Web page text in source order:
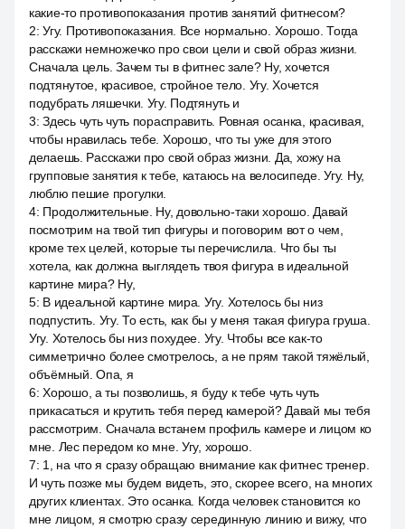
какие-то противопоказания против занятий фитнесом?
2:Угу. Противопоказания. Все нормально. Хорошо. Тогда
расскажи немножечко про свои цели и свой образ жизни.
Сначала цель. Зачем ты в фитнес зале? Ну, хочется
подтянутое, красивое, стройное тело. Угу. Хочется
подубрать ляшечки. Угу. Подтянуть и
3:Здесь чуть чуть порасправить. Ровная осанка, красивая,
чтобы нравилась тебе. Хорошо, что ты уже для этого
делаешь. Расскажи про свой образ жизни. Да, хожу на
групповые занятия к тебе, катаюсь на велосипеде. Угу. Ну,
люблю пешие прогулки.
4: Продолжительные. Ну, довольно-таки хорошо. Давай
посмотрим на твой тип фигуры и поговорим вот о чем,
кроме тех целей, которые ты перечислила. Что бы ты
хотела, как должна выглядеть твоя фигура в идеальной
картине мира? Ну,
5: В идеальной картине мира. Угу. Хотелось бы низ
подпустить. Угу. То есть, как бы у меня такая фигура груша.
Угу. Хотелось бы низ похудее. Угу. Чтобы все как-то
симметрично более смотрелось, а не прям такой тяжёлый,
объёмный. Опа, я
6:Хорошо, а ты позволишь, я буду к тебе чуть чуть
прикасаться и крутить тебя перед камерой? Давай мы тебя
рассмотрим. Сначала встанем профиль камере и лицом ко
мне. Лес передом ко мне. Угу, хорошо.
7: 1, на что я сразу обращаю внимание как фитнес тренер.
И чуть позже мы будем видеть, это, скорее всего, на многих
других клиентах. Это осанка. Когда человек становится ко
мне лицом, я смотрю сразу серединную линию и вижу, что